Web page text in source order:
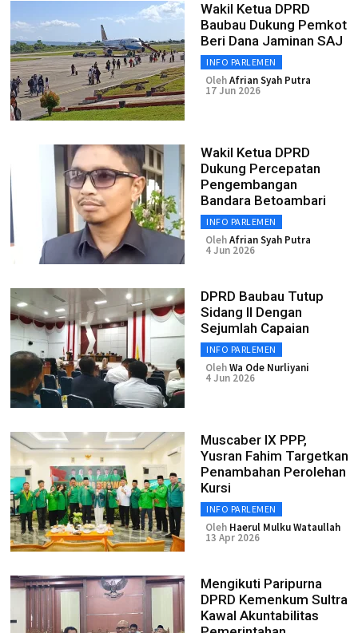
Wakil Ketua DPRD
Baubau Dukung Pemkot
Beri Dana Jaminan SAJ
INFO PARLEMEN
OlehAfrian Syah Putra
17 Jun 2026
Wakil Ketua DPRD
Dukung Percepatan
Pengembangan
Bandara Betoambari
INFO PARLEMEN
OlehAfrian Syah Putra
4 Jun 2026
DPRD Baubau Tutup
Sidang II Dengan
Sejumlah Capaian
INFO PARLEMEN
OlehWa Ode Nurliyani
4 Jun 2026
Muscaber IX PPP,
Yusran Fahim Targetkan
Penambahan Perolehan
Kursi
INFO PARLEMEN
Oleh Haerul Mulku Wataullah
13 Apr 2026
Mengikuti Paripurna
DPRD Kemenkum Sultra
Kawal Akuntabilitas